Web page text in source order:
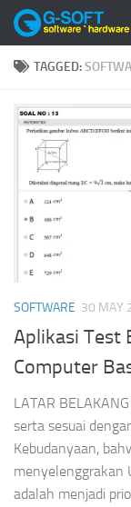
Skip to content
TAGGED:
SOFTWARE 30 MAY
Aplikasi Test
Computer
LATAR
serta sesuai
Kebudanyaan,
menyelenggrakan
adalah menjadi